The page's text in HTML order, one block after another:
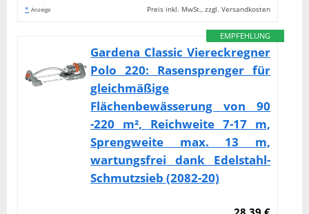
* Anzeige Preis inkl. MwSt., zzgl. Versandkosten
EMPFEHLUNG
Gardena Classic Viereckregner
Polo 220: Rasensprenger für
gleichmäßige
Flächenbewässerung von 90
-220 m², Reichweite 7-17 m,
Sprengweite max. 13 m,
wartungsfrei dank Edelstahl-
Schmutzsieb (2082-20)